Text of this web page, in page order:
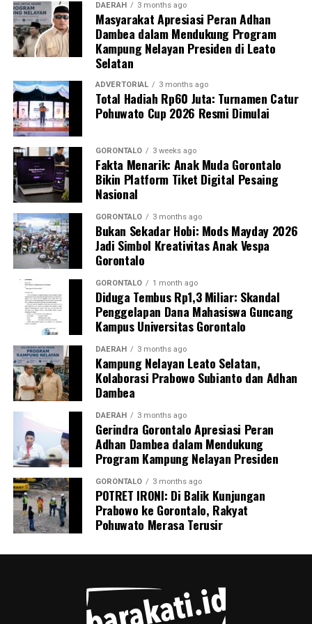
Guna memastikan kandungan material di dalamnya,
penyidik Subdit Gakkum Ditpolairud Polda Gorontalo
langsung mengirimkan sampel ke Laboratorium
Forensik (Labfor) Polda Sulawesi Utara di Manado. Hasil
pengujian laboratorium mengonfirmasi secara
meyakinkan bahwa butiran putih dalam 39 karung
tersebut positif mengandung sianida.
Selain menyita 1,9 ton sianida, polisi turut
mengamankan bangkai kapal “SAR.01.1824” yang telah
rusak, beserta sisa serpihan dan mesin kapal sebagai
barang bukti.
Hingga saat ini, pihak kepolisian tengah melakukan
penyelidikan intensif dan memburu pihak-pihak yang
bertanggung jawab atas kepemilikan serta aktivitas
pengangkutan barang berbahaya tersebut. Sedikitnya
enam orang saksi telah dimintai keterangan resmi,
termasuk personel Ditpolairud yang tiba pertama di
lokasi, Kepala Desa Motihelumo, warga pelapor, serta
masyarakat sekitar.
Peristiwa ini dipastikan melanggar sejumlah ketentuan
pidana berlapis. Para pelaku terancam dijerat atas
tindak pidana pengangkutan barang berbahaya tanpa
proses kepabeanan, pelanggaran pelayaran,
perdagangan tanpa izin resmi, serta pelanggaran
Undang-Undang Perlindungan Konsumen karena
memanipulasi label dan kemasan barang.
Menutup keterangannya, Kombes Devy mengimbau
seluruh masyarakat pesisir Gorontalo untuk terus
DAERAH 3 months ago
Masyarakat Apresiasi Peran Adhan
Dambea dalam Mendukung Program
Kampung Nelayan Presiden di Leato
Selatan
ADVERTORIAL 3 months ago
Total Hadiah Rp60 Juta: Turnamen Catur
Pohuwato Cup 2026 Resmi Dimulai
GORONTALO 3 weeks ago
Fakta Menarik: Anak Muda Gorontalo
Bikin Platform Tiket Digital Pesaing
Nasional
GORONTALO 3 months ago
Bukan Sekadar Hobi: Mods Mayday 2026
Jadi Simbol Kreativitas Anak Vespa
Gorontalo
GORONTALO 1 month ago
Diduga Tembus Rp1,3 Miliar: Skandal
Penggelapan Dana Mahasiswa Guncang
Kampus Universitas Gorontalo
DAERAH 3 months ago
Kampung Nelayan Leato Selatan,
Kolaborasi Prabowo Subianto dan Adhan
Dambea
DAERAH 3 months ago
Gerindra Gorontalo Apresiasi Peran
Adhan Dambea dalam Mendukung
Program Kampung Nelayan Presiden
GORONTALO 3 months ago
POTRET IRONI: Di Balik Kunjungan
Prabowo ke Gorontalo, Rakyat
Pohuwato Merasa Terusir